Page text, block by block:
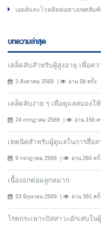
เอดส์และโรคติดต่อทางเพศสัม
บทความล่าสุด
เคล็ดลับสำหรับผู้สูงอายุ เพื่อค
3 สิงหาคม 2569 อ่าน 58 ครั้ง
เคล็ดลับง่าย ๆ เพื่อดูแลสมองใ
24 กรกฎาคม 2569 อ่าน 156 ค
เทคนิคสำหรับผู้ดูแลในการสื่อส
9 กรกฎาคม 2569 อ่าน 260 ครั้
เนื้องอกต่อมลูกหมาก
23 มิถุนายน 2569 อ่าน 391 ครั้
โรคกระเพาะปัสสาวะอักเสบใน